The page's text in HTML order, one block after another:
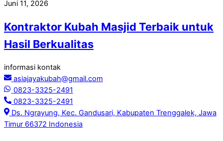
Juni 11, 2026
Kontraktor Kubah Masjid Terbaik untuk
Hasil Berkualitas
informasi kontak
asiajayakubah@gmail.com
0823-3325-2491
0823-3325-2491
Ds. Ngrayung, Kec. Gandusari, Kabupaten Trenggalek, Jawa
Timur 66372 Indonesia